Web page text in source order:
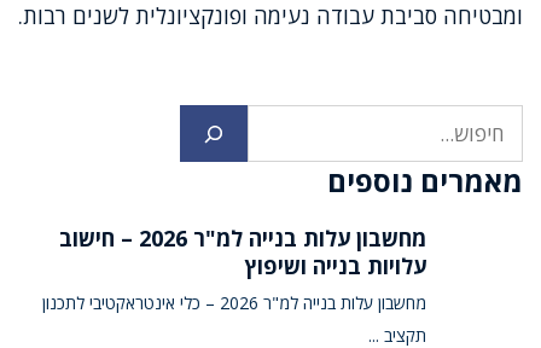
ומבטיחה סביבת עבודה נעימה ופונקציונלית לשנים רבות.
מאמרים נוספים
מחשבון עלות בנייה למ"ר 2026 – חישוב
עלויות בנייה ושיפוץ
מחשבון עלות בנייה למ"ר 2026 – כלי אינטראקטיבי לתכנון
תקציב ...